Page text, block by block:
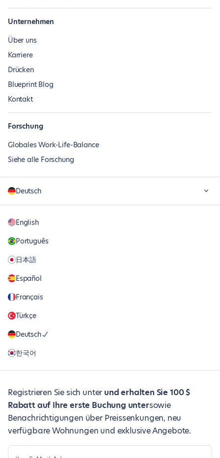
Unternehmen
Über uns
Karriere
Drücken
Blueprint Blog
Kontakt
Forschung
Globales Work-Life-Balance
Siehe alle Forschung
Deutsch
English
Português
日本語
Español
Français
Türkçe
Deutsch
한국어
Registrieren Sie sich unter und erhalten Sie 100 $
Rabatt auf Ihre erste Buchung untersowie
Benachrichtigungen über Preissenkungen, neu
verfügbare Wohnungen und exklusive Angebote.